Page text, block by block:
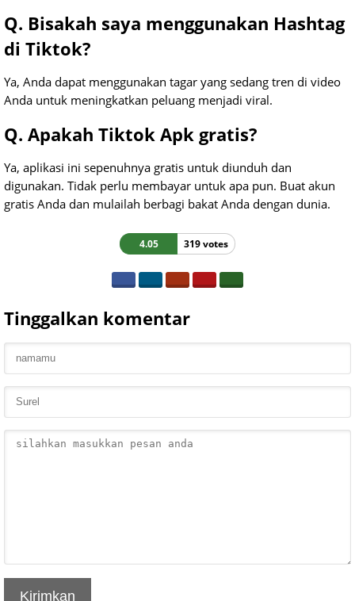
Q. Bisakah saya menggunakan Hashtag
di Tiktok?
Ya, Anda dapat menggunakan tagar yang sedang tren di video
Anda untuk meningkatkan peluang menjadi viral.
Q. Apakah Tiktok Apk gratis?
Ya, aplikasi ini sepenuhnya gratis untuk diunduh dan
digunakan. Tidak perlu membayar untuk apa pun. Buat akun
gratis Anda dan mulailah berbagi bakat Anda dengan dunia.
4.05 319 votes
Tinggalkan komentar
Kirimkan